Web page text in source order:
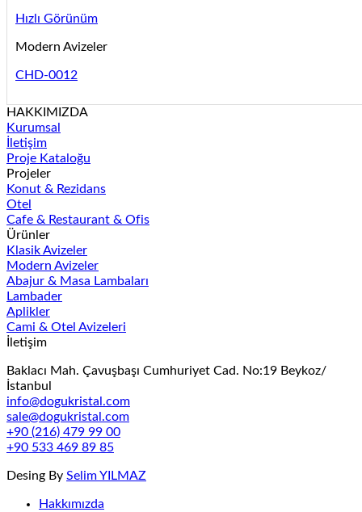
Hızlı Görünüm
Modern Avizeler
CHD-0012
HAKKIMIZDA
Kurumsal
İletişim
Proje Kataloğu
Projeler
Konut & Rezidans
Otel
Cafe & Restaurant & Ofis
Ürünler
Klasik Avizeler
Modern Avizeler
Abajur & Masa Lambaları
Lambader
Aplikler
Cami & Otel Avizeleri
İletişim
Baklacı Mah. Çavuşbaşı Cumhuriyet Cad. No:19 Beykoz/
İstanbul
info@dogukristal.com
sale@dogukristal.com
+90 (216) 479 99 00
+90 533 469 89 85
Desing By Selim YILMAZ
Hakkımızda